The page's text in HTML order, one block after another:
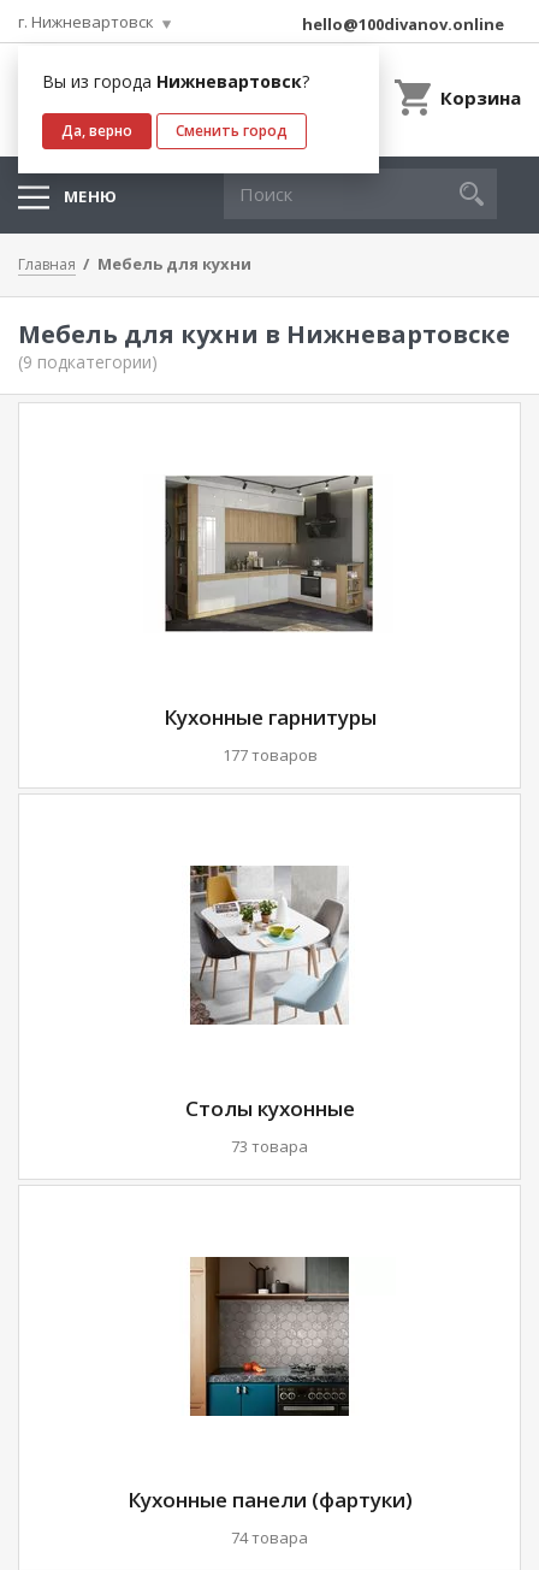
г. Нижневартовск
Вы из города Нижневартовск?
Да, верно Сменить город
hello@100divanov.online
Корзина
МЕНЮ
Главная Мебель для кухни
Мебель для кухни в Нижневартовске
(9 подкатегории)
Кухонные гарнитуры
177 товаров
Столы кухонные
73 товара
Кухонные панели (фартуки)
74 товара